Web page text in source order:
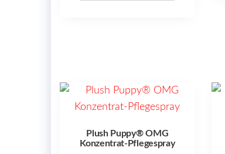
Plush Puppy® OMG
Konzentrat-Pflegespray